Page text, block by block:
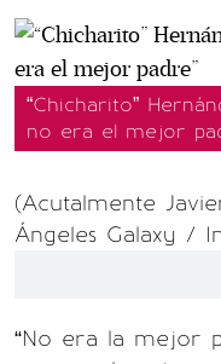
“Chicharito”
no era el mejor
(Acutalmente
Ángeles Galaxy /
“No era la mejor